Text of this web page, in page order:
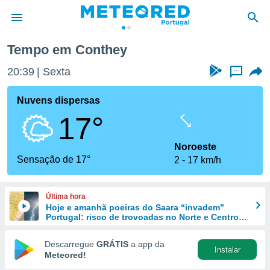
da
foi
fornecidas
a este
das
e
forma
digital
Tempo em Conthey
20:39 Sexta ...
Nuvens dispersas
17°
Sensação de 17°
Noroeste
2
17 km/h
Última hora
Hoje e amanhã poeiras do Saara “invadem”
Portugal: risco de trovoadas no Norte e Centro
Descarregue GRÁTIS a app da
Meteored!
Instalar